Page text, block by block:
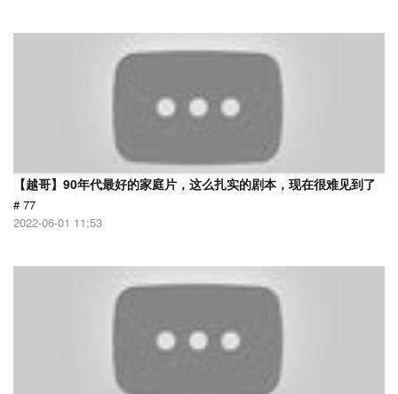
【越哥】90年代最好的家庭片，这么扎实的剧本，现在很难见到了
# 77
2022-06-01 11:53